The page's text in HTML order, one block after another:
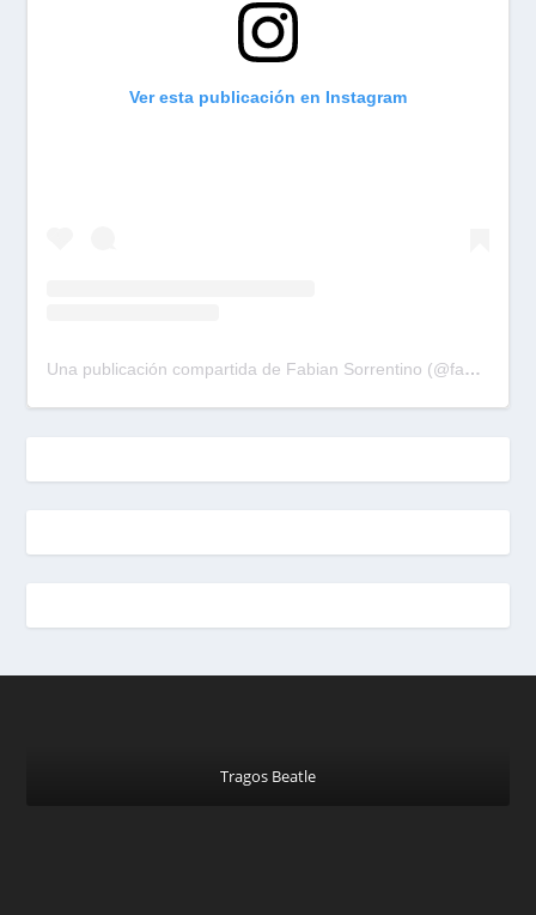
Ver esta publicación en Instagram
Una publicación compartida de Fabian Sorrentino (@fabiansonria)
Tragos Beatle